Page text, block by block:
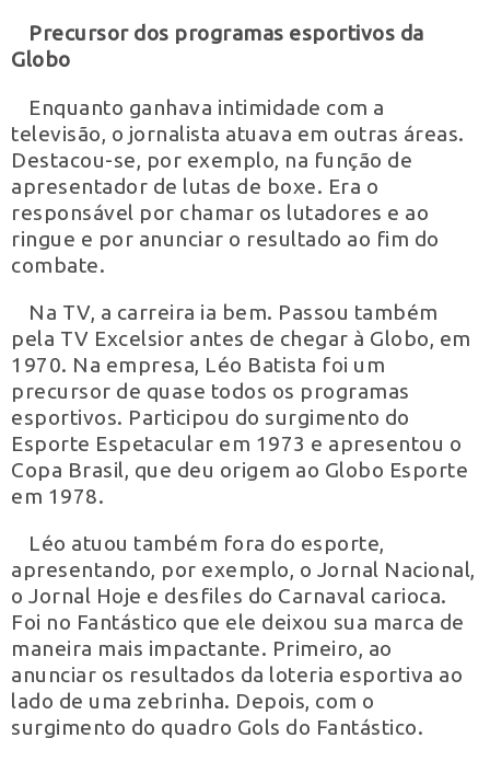
Precursor dos programas esportivos da
Globo
Enquanto ganhava intimidade com a
televisão, o jornalista atuava em outras áreas.
Destacou-se, por exemplo, na função de
apresentador de lutas de boxe. Era o
responsável por chamar os lutadores e ao
ringue e por anunciar o resultado ao fim do
combate.
Na TV, a carreira ia bem. Passou também
pela TV Excelsior antes de chegar à Globo, em
1970. Na empresa, Léo Batista foi um
precursor de quase todos os programas
esportivos. Participou do surgimento do
Esporte Espetacular em 1973 e apresentou o
Copa Brasil, que deu origem ao Globo Esporte
em 1978.
Léo atuou também fora do esporte,
apresentando, por exemplo, o Jornal Nacional,
o Jornal Hoje e desfiles do Carnaval carioca.
Foi no Fantástico que ele deixou sua marca de
maneira mais impactante. Primeiro, ao
anunciar os resultados da loteria esportiva ao
lado de uma zebrinha. Depois, com o
surgimento do quadro Gols do Fantástico.